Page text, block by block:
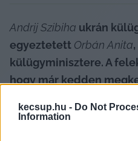
kecsup.hu - Do Not
Information
Andrij Szibiha ukrán
egyeztetett Orbán Anita
külügyminisztere. A
hogy már kedden
rendezéséről, a helyi